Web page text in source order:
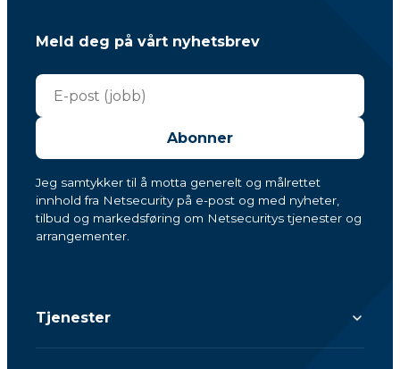
Meld deg på vårt nyhetsbrev
Abonner
Jeg samtykker til å motta generelt og målrettet
innhold fra Netsecurity på e-post og med nyheter,
tilbud og markedsføring om Netsecuritys tjenester og
arrangementer.
Tjenester